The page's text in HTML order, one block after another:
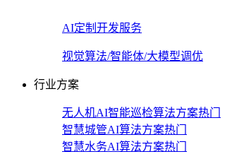
AI定制开发服务
视觉算法/智能体/大模型调优
行业方案
无人机AI智能巡检算法方案热门
智慧城管AI算法方案热门
智慧水务AI算法方案热门